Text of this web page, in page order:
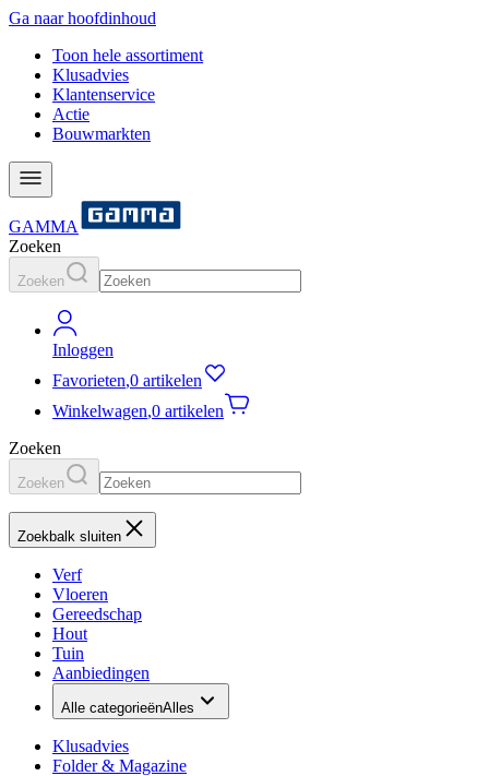
Ga naar hoofdinhoud
Toon hele assortiment
Klusadvies
Klantenservice
Actie
Bouwmarkten
GAMMA
Zoeken
Zoeken
Inloggen
Favorieten,0 artikelen
Winkelwagen,0 artikelen
Zoeken
Zoeken
Zoekbalk sluiten
Verf
Vloeren
Gereedschap
Hout
Tuin
Aanbiedingen
Alle categorieënAlles
Klusadvies
Folder & Magazine